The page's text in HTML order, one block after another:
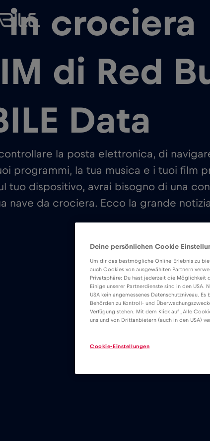
in crociera
di Red
Data
la posta elettronica, di
programmi, la tua musica e i tuoi film
tuo dispositivo, avrai bisogno di una
nave da crociera. Ecco la grande
Deine persönlichen Cookie
Um dir das bestmögliche Online-Erlebnis zu
auch Cookies von ausgewählten Partnern
Privatsphäre: Du hast jederzeit die Möglichkeit
Einige unserer Partnerdienste sind in den USA.
USA kein angemessenes Datenschutzniveau.
Behörden zu Kontroll- und
Verfügung stehen. Mit dem Klick auf „Alle
uns und von Drittanbietern (auch in den USA)
Cookie-Einstellungen